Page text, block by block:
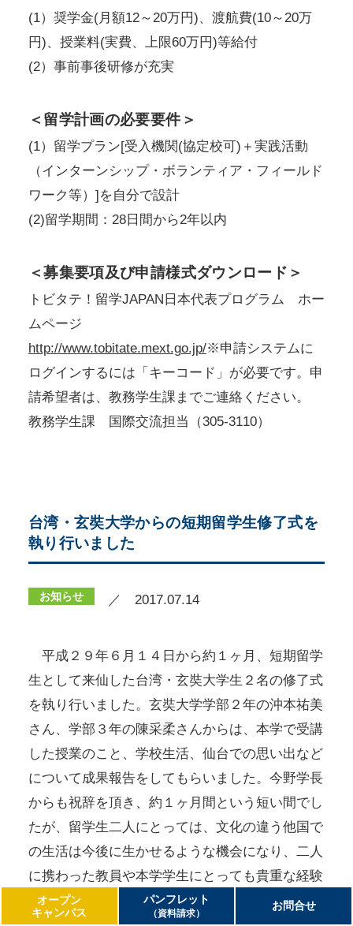
(1）奨学金(月額12～20万円)、渡航費(10～20万
円)、授業料(実費、上限60万円)等給付
(2）事前事後研修が充実
＜留学計画の必要要件＞
(1）留学プラン[受入機関(協定校可)＋実践活動
（インターンシップ・ボランティア・フィールド
ワーク等）]を自分で設計
(2)留学期間：28日間から2年以内
＜募集要項及び申請様式ダウンロード＞
トビタテ！留学JAPAN日本代表プログラム ホー
ムページ
http://www.tobitate.mext.go.jp/※申請システムに
ログインするには「キーコード」が必要です。申
請希望者は、教務学生課までご連絡ください。
教務学生課 国際交流担当（305-3110）
台湾・玄奘大学からの短期留学生修了式を
執り行いました
お知らせ ／ 2017.07.14
平成２９年６月１４日から約１ヶ月、短期留学
生として来仙した台湾・玄奘大学生２名の修了式
を執り行いました。玄奘大学学部２年の沖本祐美
さん、学部３年の陳采柔さんからは、本学で受講
した授業のこと、学校生活、仙台での思い出など
について成果報告をしてもらいました。今野学長
からも祝辞を頂き、約１ヶ月間という短い間でし
たが、留学生二人にとっては、文化の違う他国で
の生活は今後に生かせるような機会になり、二人
に携わった教員や本学学生にとっても貴重な経験
になったのではないかといったお言葉を頂きまし
オープン
キャンパス
パンフレット
（資料請求）
お問合せ